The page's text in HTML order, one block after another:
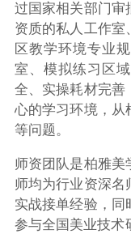
过国家相关部门审
资质的私人工作室
区教学环境专业
室、模拟练习区
全、实操耗材完善
心的学习环境，从
等问题。
师资团队是柏雅美
师均为行业资深
实战接单经验，同
参与全国美业技术